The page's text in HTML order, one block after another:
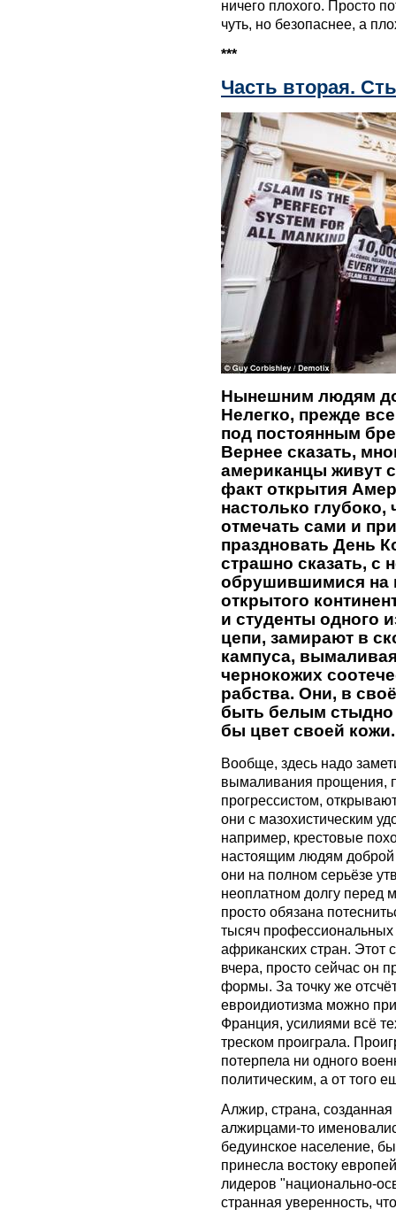
ничего плохого. Просто
чуть, но безопаснее, а
***
Часть вторая.
Нынешним людям
Нелегко, прежде
под постоянным
Вернее сказать,
американцы живут
факт открытия
настолько глубоко,
отмечать сами и
праздновать День
страшно сказать,
обрушившимися на
открытого
и студенты одного
цепи, замирают в
кампуса,
чернокожих
рабства. Они, в
быть белым стыдно
бы цвет своей кожи.
Вообще, здесь надо
вымаливания прощения,
прогрессистом,
они с мазохистическим
например, крестовые
настоящим людям доброй
они на полном серьёзе
неоплатном долгу перед
просто обязана
тысяч профессиональных
африканских стран. Этот
вчера, просто сейчас он
формы. За точку же
евроидиотизма можно
Франция, усилиями всё
треском проиграла.
потерпела ни одного
политическим, а от того
Алжир, страна, созданная
алжирцами-то
бедуинское население,
принесла востоку
лидеров "национально-
странная уверенность,